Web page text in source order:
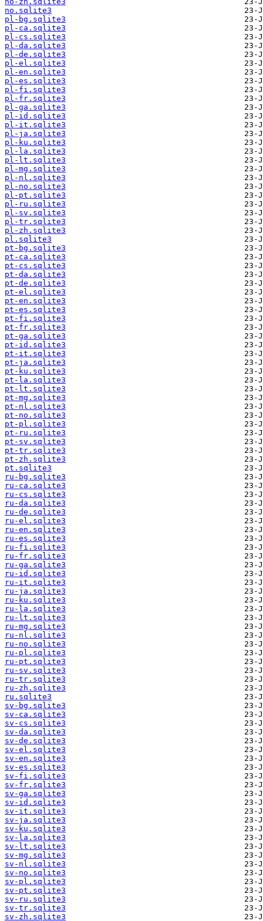
no.sqlite3
pl-bg.sqlite3
pl-ca.sqlite3
pl-cs.sqlite3
pl-da.sqlite3
pl-de.sqlite3
pl-el.sqlite3
pl-en.sqlite3
pl-es.sqlite3
pl-fi.sqlite3
pl-fr.sqlite3
pl-ga.sqlite3
pl-id.sqlite3
pl-it.sqlite3
pl-ja.sqlite3
pl-ku.sqlite3
pl-la.sqlite3
pl-lt.sqlite3
pl-mg.sqlite3
pl-nl.sqlite3
pl-no.sqlite3
pl-pt.sqlite3
pl-ru.sqlite3
pl-sv.sqlite3
pl-tr.sqlite3
pl-zh.sqlite3
pl.sqlite3
pt-bg.sqlite3
pt-ca.sqlite3
pt-cs.sqlite3
pt-da.sqlite3
pt-de.sqlite3
pt-el.sqlite3
pt-en.sqlite3
pt-es.sqlite3
pt-fi.sqlite3
pt-fr.sqlite3
pt-ga.sqlite3
pt-id.sqlite3
pt-it.sqlite3
pt-ja.sqlite3
pt-ku.sqlite3
pt-la.sqlite3
pt-lt.sqlite3
pt-mg.sqlite3
pt-nl.sqlite3
pt-no.sqlite3
pt-pl.sqlite3
pt-ru.sqlite3
pt-sv.sqlite3
pt-tr.sqlite3
pt-zh.sqlite3
pt.sqlite3
ru-bg.sqlite3
ru-ca.sqlite3
ru-cs.sqlite3
ru-da.sqlite3
ru-de.sqlite3
ru-el.sqlite3
ru-en.sqlite3
ru-es.sqlite3
ru-fi.sqlite3
ru-fr.sqlite3
ru-ga.sqlite3
ru-id.sqlite3
ru-it.sqlite3
ru-ja.sqlite3
ru-ku.sqlite3
ru-la.sqlite3
ru-lt.sqlite3
ru-mg.sqlite3
ru-nl.sqlite3
ru-no.sqlite3
ru-pl.sqlite3
ru-pt.sqlite3
ru-sv.sqlite3
ru-tr.sqlite3
ru-zh.sqlite3
ru.sqlite3
sv-bg.sqlite3
sv-ca.sqlite3
sv-cs.sqlite3
sv-da.sqlite3
sv-de.sqlite3
sv-el.sqlite3
sv-en.sqlite3
sv-es.sqlite3
sv-fi.sqlite3
sv-fr.sqlite3
sv-ga.sqlite3
sv-id.sqlite3
sv-it.sqlite3
sv-ja.sqlite3
sv-ku.sqlite3
sv-la.sqlite3
sv-lt.sqlite3
sv-mg.sqlite3
sv-nl.sqlite3
sv-no.sqlite3
sv-pl.sqlite3
sv-pt.sqlite3
sv-ru.sqlite3
sv-tr.sqlite3
sv-zh.sqlite3